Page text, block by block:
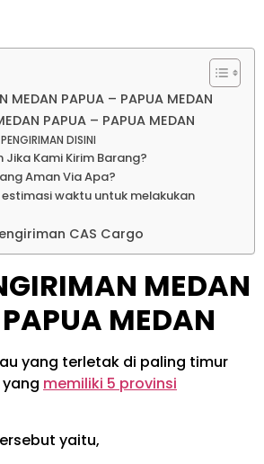
MEDAN PAPUA – PAPUA MEDAN
PAPUA – PAPUA MEDAN
DISINI
Jika Kami Kirim Barang?
Aman Via Apa?
waktu untuk melakukan
CAS Cargo
MEDAN
MEDAN
yang terletak di paling timur
memiliki 5 provinsi
yaitu,